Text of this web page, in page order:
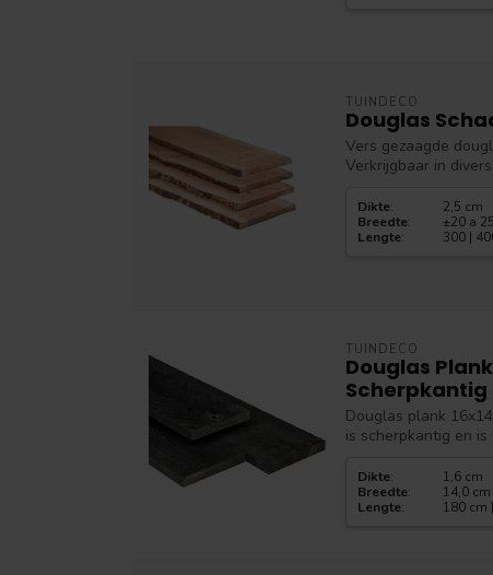
TUINDECO
Douglas
Vers gezaagde
Verkrijgbaar in
Dikte:
2,5 cm
Breedte:
±20 a
Lengte: 300 |
TUINDECO
Douglas
Scherpkantig
Douglas plank
is scherpkantig en is
Dikte:
1,6 cm
Breedte:
14,0 cm
Lengte: 180 cm